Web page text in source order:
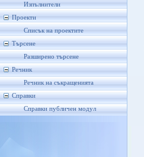
Изпълнители
Проекти
Списък на проектите
Търсене
Разширено търсене
Речник
Речник на съкращенията
Справки
Справки публичен модул